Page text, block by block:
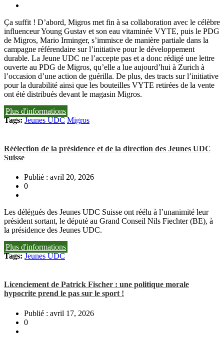
Ça suffit ! D’abord, Migros met fin à sa collaboration avec le célèbre
influenceur Young Gustav et son eau vitaminée VYTE, puis le PDG
de Migros, Mario Irminger, s’immisce de manière partiale dans la
campagne référendaire sur l’initiative pour le développement
durable. La Jeune UDC ne l’accepte pas et a donc rédigé une lettre
ouverte au PDG de Migros, qu’elle a lue aujourd’hui à Zurich à
l’occasion d’une action de guérilla. De plus, des tracts sur l’initiative
pour la durabilité ainsi que les bouteilles VYTE retirées de la vente
ont été distribués devant le magasin Migros.
Plus d'informations
Tags: Jeunes UDC Migros
Réélection de la présidence et de la direction des Jeunes UDC
Suisse
Publié : avril 20, 2026
0
Les délégués des Jeunes UDC Suisse ont réélu à l’unanimité leur
président sortant, le député au Grand Conseil Nils Fiechter (BE), à
la présidence des Jeunes UDC.
Plus d'informations
Tags: Jeunes UDC
Licenciement de Patrick Fischer : une politique morale
hypocrite prend le pas sur le sport !
Publié : avril 17, 2026
0